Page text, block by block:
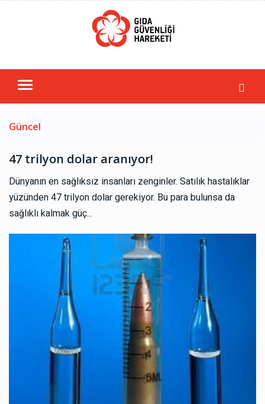
Güncel
47 trilyon dolar aranıyor!
Dünyanın en sağlıksız insanları zenginler. Satılık hastalıklar
yüzünden 47 trilyon dolar gerekiyor. Bu para bulunsa da
sağlıklı kalmak güç...